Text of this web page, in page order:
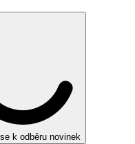
k odběru novinek